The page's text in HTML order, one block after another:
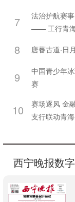
7
法治护航赛
—— 工行青
8 唐蕃古道·日
9
中国青少年
赛
10
赛场逐风 金
支行联动青
西宁晚报数